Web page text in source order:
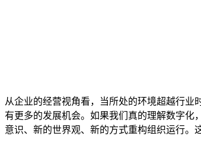
从企业的经营视角看，当所处的环境超越行
有更多的发展机会。如果我们真的理解数字化
意识、新的世界观、新的方式重构组织运行。